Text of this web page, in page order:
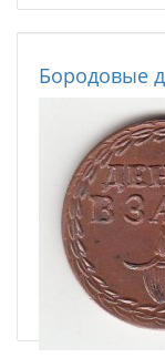
Бородовые